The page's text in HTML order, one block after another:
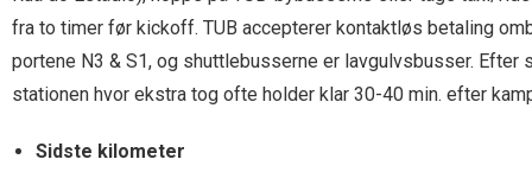
fra to timer før kickoff. TUB accepterer kontaktløs betaling
portene N3 & S1, og shuttlebusserne er lavgulvsbusser.
stationen hvor ekstra tog ofte holder klar 30-40 min. efter
Sidste kilometer